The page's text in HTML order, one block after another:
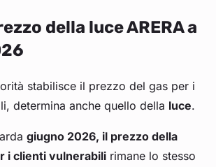
della luce ARERA a
stabilisce il prezzo del gas per i
determina anche quello della luce.
giugno 2026, il prezzo della
i clienti vulnerabili rimane lo stesso